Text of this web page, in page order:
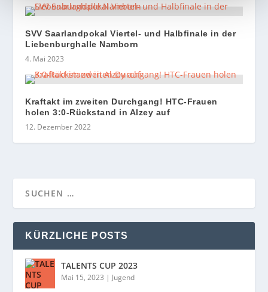
SVV Saarlandpokal Viertel- und Halbfinale in der
Liebenburghalle Namborn
4. Mai 2023
Kraftakt im zweiten Durchgang! HTC-Frauen
holen 3:0-Rückstand in Alzey auf
12. Dezember 2022
KÜRZLICHE POSTS
TALENTS CUP 2023
Mai 15, 2023 | Jugend